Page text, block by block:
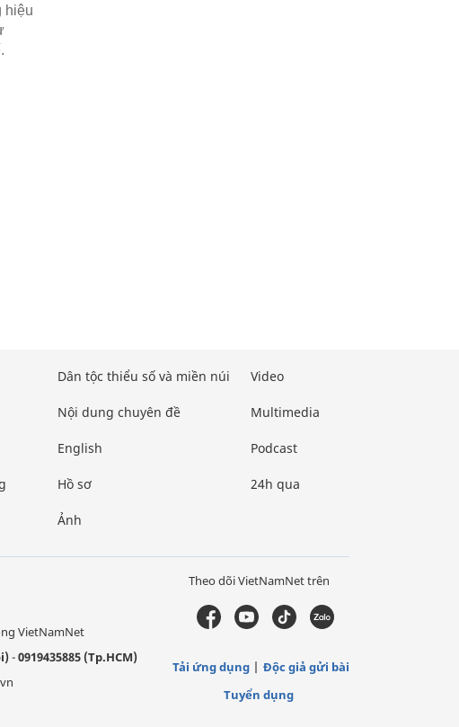
hiệu
Dân tộc thiểu số và miền núi
Nội dung chuyên đề
English
Hồ sơ
Ảnh
Video
Multimedia
Podcast
24h qua
VietNamNet
-0919435885 (Tp.HCM)
Theo dõi VietNamNet trên
Tải ứng dụng
Độc giả gửi bài
Tuyển dụng